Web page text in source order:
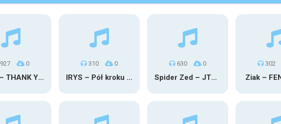
927 0
20Syl – THANK YOU
310 0
IRYS – Pół kroku stąd
630 0
Spider Zed – JTM OU TG
302
Ziak –